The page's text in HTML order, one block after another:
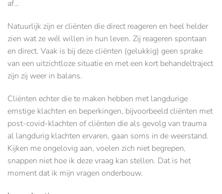
af…
Natuurlijk zijn er cliënten die direct reageren en heel helder
zien wat ze wél willen in hun leven. Zij reageren spontaan
en direct. Vaak is bij deze cliënten (gelukkig) geen sprake
van een uitzichtloze situatie en met een kort behandeltraject
zijn zij weer in balans.
Cliënten echter die te maken hebben met langdurige
ernstige klachten en beperkingen, bijvoorbeeld cliënten met
post-covid-klachten of cliënten die als gevolg van trauma
al langdurig klachten ervaren, gaan soms in de weerstand.
Kijken me ongelovig aan, voelen zich niet begrepen,
snappen niet hoe ik deze vraag kan stellen. Dat is het
moment dat ik mijn vragen onderbouw.